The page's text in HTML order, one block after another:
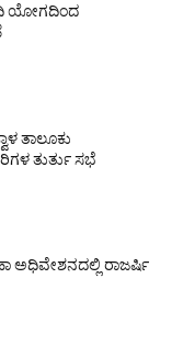
ಯೋಗದಿಂದ
ತಾಲೂಕು
ತುರ್ತು ಸಭೆ
ಅಧಿವೇಶನದಲ್ಲಿ ರಾಜರ್ಷಿ